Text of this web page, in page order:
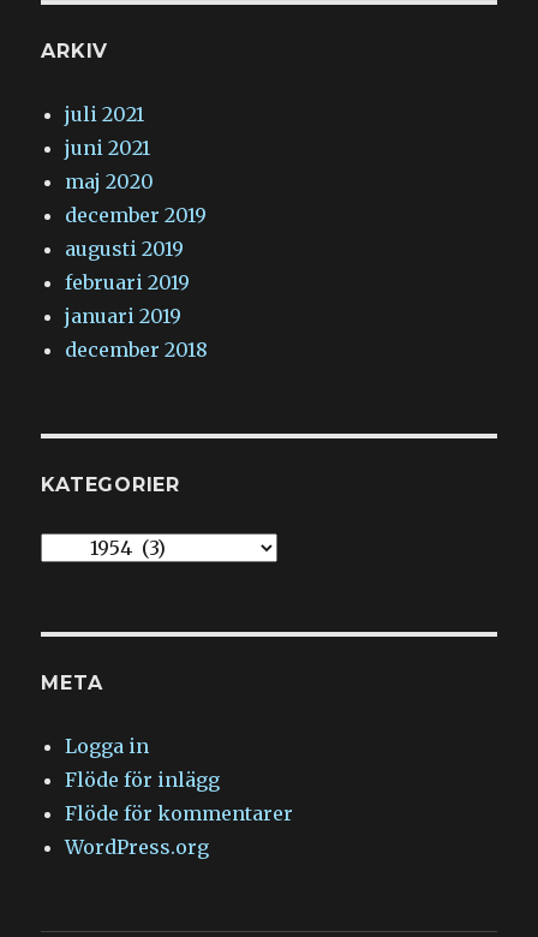
ARKIV
juli 2021
juni 2021
maj 2020
december 2019
augusti 2019
februari 2019
januari 2019
december 2018
KATEGORIER
Kategorier
META
Logga in
Flöde för inlägg
Flöde för kommentarer
WordPress.org